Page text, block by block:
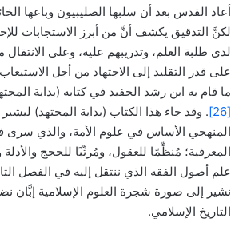
أعاد القدس بعد أن سلبها الصليبيون وباعها
لكنَّ التدقيق يكشف أنَّ من أبرز الاستجابات
لدى طلبة العلم، وتدريبهم عليه، وعلى
على قدر التقليد إلى الاجتهاد من أجل
ما قام به ابن رشد الحفيد في كتابه (بداية
[26]
. وقد جاء هذا الكتاب (بداية المجتهد)
المنهجي الأساس في علوم الأمة، والذي سرى
المعرفية؛ مُنظِّمًا للعقول، ومُرتِّبًا للحجج والأدلة
علم أصول الفقه الذي ننتقل إليه في الفصل
نشير إلى صورة شجرة العلوم الإسلامية إبَّان
التاريخ الإسلامي.